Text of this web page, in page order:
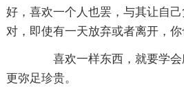
好，喜欢一个人也罢，与其让自
对，即使有一天放弃或者离开，你
喜欢一样东西，就要学会
更弥足珍贵。